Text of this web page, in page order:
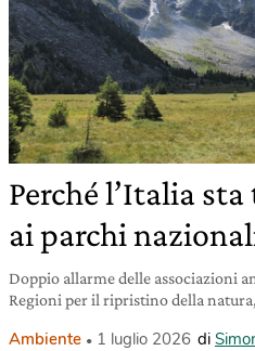
Perché l’Italia
ai parchi
Doppio allarme delle associazioni
Regioni per il ripristino della
Ambiente 1 luglio 2026 di